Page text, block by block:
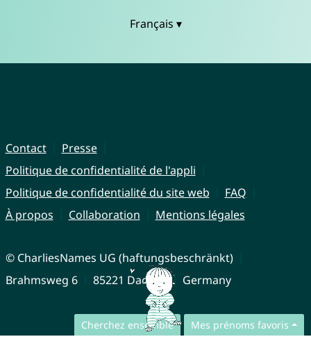
Cherchez ensemble Mes prénoms favoris
Français ▾
Contact
Presse
Politique de confidentialité de l'appli
Politique de confidentialité du site web
FAQ
À propos
Collaboration Mentions légales
© CharliesNames UG (haftungsbeschränkt)
Brahmsweg 6
85221 Dachau Germany